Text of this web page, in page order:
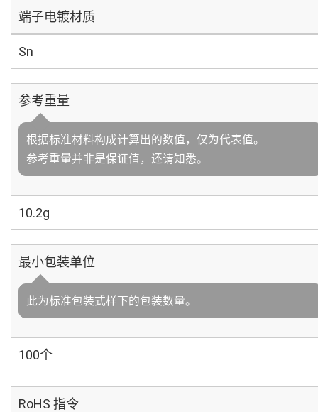
端子电镀材质
Sn
参考重量
根据标准材料构成计算出的数值，仅为代表值。
参考重量并非是保证值，还请知悉。
10.2g
最小包装单位
此为标准包装式样下的包装数量。
100个
RoHS 指令